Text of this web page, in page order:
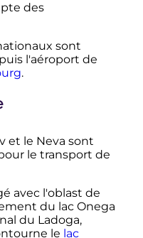
des
sont
l'aéroport de
.
et le Neva sont
le transport de
avec l'oblast de
du lac Onega
du Ladoga,
le lac